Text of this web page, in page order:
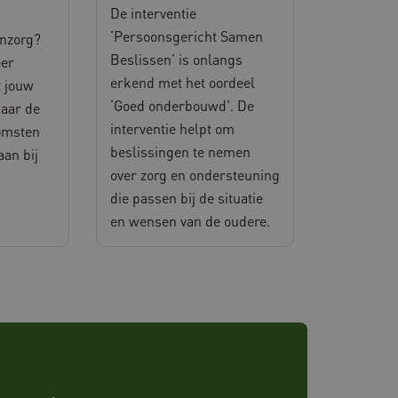
jouw
de
bij
De interventie
‘Persoonsgericht Samen
Beslissen’ is onlangs
erkend met het oordeel
‘Goed onderbouwd'. De
interventie helpt om
beslissingen te nemen
over zorg en ondersteuning
die passen bij de situatie
en wensen van de oudere.
websites die draaien
Het wordt gebruikt
zorgen dat de verzoeken
browsesessie naar
de Cookie-Script.com-
van bezoekers te
Cookie-Script.com is
op de
worden
website-gebruikers op